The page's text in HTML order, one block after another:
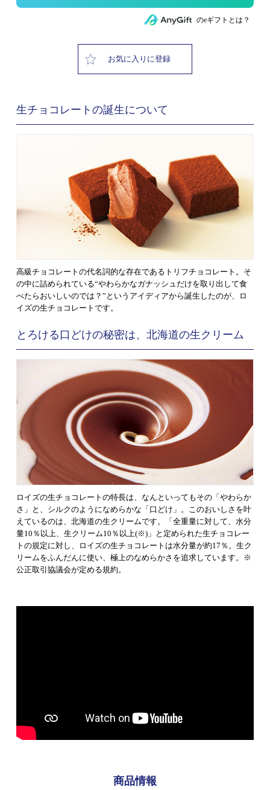
のeギフトとは？
お気に入りに登録
生チョコレートの誕生について
高級チョコレートの代名詞的な存在であるトリフチョコレート。そ
の中に詰められている“やわらかなガナッシュだけを取り出して食
べたらおいしいのでは？”というアイディアから誕生したのが、ロ
イズの生チョコレートです。
とろける口どけの秘密は、北海道の生クリーム
ロイズの生チョコレートの特長は、なんといってもその「やわらか
さ」と、シルクのようになめらかな「口どけ」。このおいしさを叶
えているのは、北海道の生クリームです。「全重量に対して、水分
量10％以上、生クリーム10％以上(※)」と定められた生チョコレー
トの規定に対し、ロイズの生チョコレートは水分量が約17％。生ク
リームをふんだんに使い、極上のなめらかさを追求しています。※
公正取引協議会が定める規約。
商品情報